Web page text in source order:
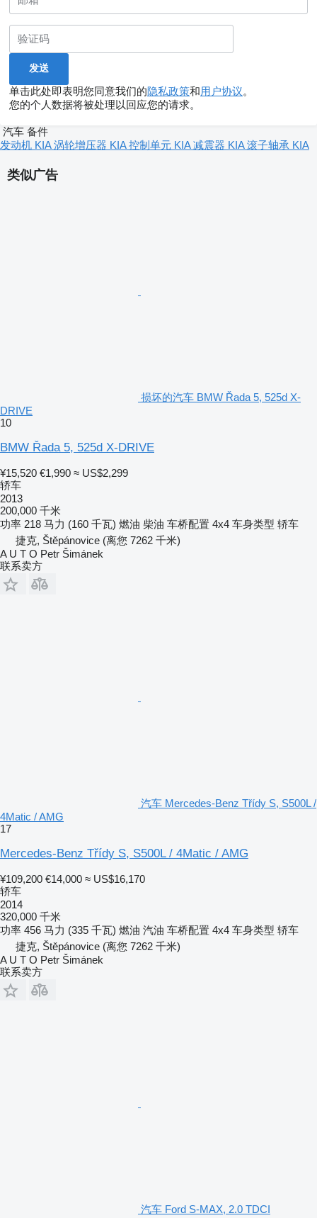
单击此处即表明您同意我们的隐私政策和用户协议。
您的个人数据将被处理以回应您的请求。
类似广告
损坏的汽车 BMW Řada 5, 525d X-
DRIVE
10
BMW Řada 5, 525d X-DRIVE
¥15,520 €1,990 ≈ US$2,299
轿车
2013
200,000 千米
功率 218 马力 (160 千瓦) 燃油 柴油 车桥配置 4x4 车身类型 轿车
捷克, Štěpánovice (离您 7262 千米)
A U T O Petr Šimánek
联系卖方
汽车 Mercedes-Benz Třídy S, S500L /
4Matic / AMG
17
Mercedes-Benz Třídy S, S500L / 4Matic / AMG
¥109,200 €14,000 ≈ US$16,170
轿车
2014
320,000 千米
功率 456 马力 (335 千瓦) 燃油 汽油 车桥配置 4x4 车身类型 轿车
捷克, Štěpánovice (离您 7262 千米)
A U T O Petr Šimánek
联系卖方
汽车 Ford S-MAX, 2.0 TDCI
汽车 备件
发动机 KIA涡轮增压器 KIA控制单元 KIA减震器 KIA滚子轴承 KIA